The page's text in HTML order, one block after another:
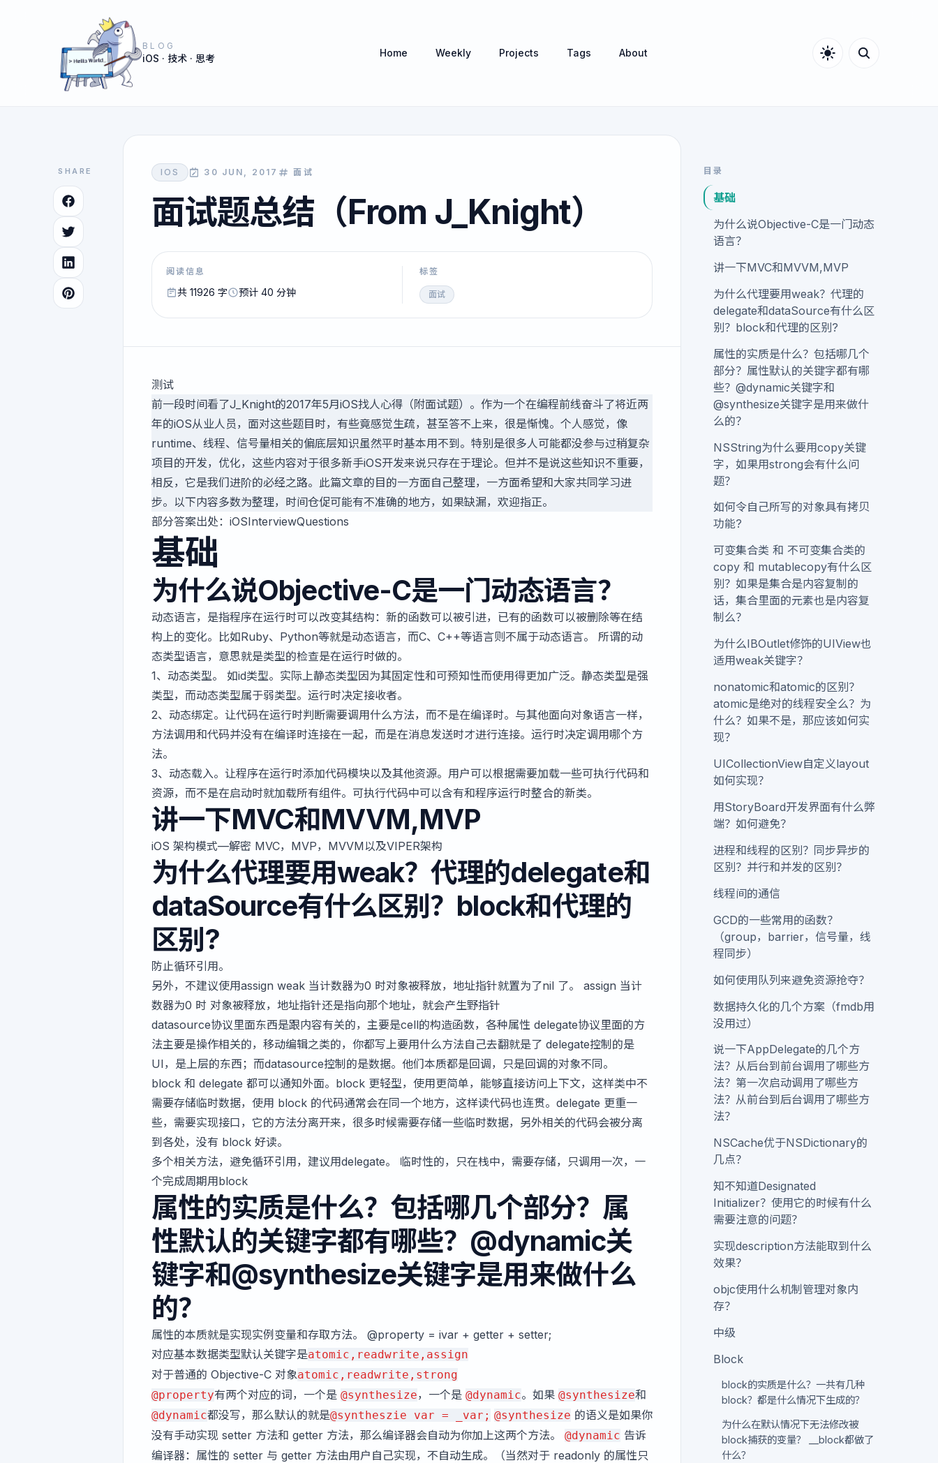
BLOG
iOS · 技术 · 思考 Home Weekly Projects Tags About
SHARE IOS 30 JUN, 2017 面试
面试题总结（From J_Knight）
阅读信息
共 11926 字 预计 40 分钟
标签
面试
测试
前一段时间看了J_Knight的2017年5月iOS找人心得（附面试题） 。作为一个在编程前线奋斗了将近两
年的iOS从业人员，面对这些题目时，有些竟感觉生疏，甚至答不上来，很是惭愧。个人感觉，像
runtime、线程、信号量相关的偏底层知识虽然平时基本用不到。特别是很多人可能都没参与过稍复杂
项目的开发，优化，这些内容对于很多新手iOS开发来说只存在于理论。但并不是说这些知识不重要，
相反，它是我们进阶的必经之路。此篇文章的目的一方面自己整理，一方面希望和大家共同学习进
步。以下内容多数为整理，时间仓促可能有不准确的地方，如果缺漏，欢迎指正。
部分答案出处： iOSInterviewQuestions
基础
为什么说Objective-C是一门动态语言？
动态语言，是指程序在运行时可以改变其结构：新的函数可以被引进，已有的函数可以被删除等在结
构上的变化。比如Ruby、Python等就是动态语言，而C、C++等语言则不属于动态语言。 所谓的动
态类型语言，意思就是类型的检查是在运行时做的。
1、动态类型。 如id类型。实际上静态类型因为其固定性和可预知性而使用得更加广泛。静态类型是强
类型，而动态类型属于弱类型。运行时决定接收者。
2、动态绑定。让代码在运行时判断需要调用什么方法，而不是在编译时。与其他面向对象语言一样，
方法调用和代码并没有在编译时连接在一起，而是在消息发送时才进行连接。运行时决定调用哪个方
法。
3、动态载入。让程序在运行时添加代码模块以及其他资源。用户可以根据需要加载一些可执行代码和
资源，而不是在启动时就加载所有组件。可执行代码中可以含有和程序运行时整合的新类。
讲一下MVC和MVVM,MVP
iOS 架构模式—解密 MVC，MVP，MVVM以及VIPER架构
为什么代理要用weak？代理的delegate和
dataSource有什么区别？block和代理的
区别?
防止循环引用。
另外，不建议使用assign weak 当计数器为0 时对象被释放，地址指针就置为了nil 了。 assign 当计
数器为0 时 对象被释放，地址指针还是指向那个地址，就会产生野指针
datasource协议里面东西是跟内容有关的，主要是cell的构造函数，各种属性 delegate协议里面的方
法主要是操作相关的，移动编辑之类的，你都写上要用什么方法自己去翻就是了 delegate控制的是
UI，是上层的东西；而datasource控制的是数据。他们本质都是回调，只是回调的对象不同。
block 和 delegate 都可以通知外面。block 更轻型，使用更简单，能够直接访问上下文，这样类中不
需要存储临时数据，使用 block 的代码通常会在同一个地方，这样读代码也连贯。delegate 更重一
些，需要实现接口，它的方法分离开来，很多时候需要存储一些临时数据，另外相关的代码会被分离
到各处，没有 block 好读。
多个相关方法，避免循环引用，建议用delegate。 临时性的，只在栈中，需要存储，只调用一次，一
个完成周期用block
属性的实质是什么？包括哪几个部分？属
性默认的关键字都有哪些？@dynamic关
键字和@synthesize关键字是用来做什么
的？
属性的本质就是实现实例变量和存取方法。 @property = ivar + getter + setter;
对应基本数据类型默认关键字是atomic,readwrite,assign
对于普通的 Objective-C 对象atomic,readwrite,strong
@property有两个对应的词，一个是 @synthesize，一个是 @dynamic。如果 @synthesize和
@dynamic都没写，那么默认的就是@syntheszie var = _var; @synthesize 的语义是如果你
没有手动实现 setter 方法和 getter 方法，那么编译器会自动为你加上这两个方法。 @dynamic 告诉
编译器：属性的 setter 与 getter 方法由用户自己实现，不自动生成。（当然对于 readonly 的属性只
目录
基础
为什么说Objective-C是一门动态
语言？
讲一下MVC和MVVM,MVP
为什么代理要用weak？代理的
delegate和dataSource有什么区
别？block和代理的区别?
属性的实质是什么？包括哪几个
部分？属性默认的关键字都有哪
些？@dynamic关键字和
@synthesize关键字是用来做什
么的？
NSString为什么要用copy关键
字，如果用strong会有什么问
题？
如何令自己所写的对象具有拷贝
功能?
可变集合类 和 不可变集合类的
copy 和 mutablecopy有什么区
别？如果是集合是内容复制的
话，集合里面的元素也是内容复
制么？
为什么IBOutlet修饰的UIView也
适用weak关键字？
nonatomic和atomic的区别？
atomic是绝对的线程安全么？为
什么？如果不是，那应该如何实
现？
UICollectionView自定义layout
如何实现？
用StoryBoard开发界面有什么弊
端？如何避免？
进程和线程的区别？同步异步的
区别？并行和并发的区别？
线程间的通信
GCD的一些常用的函数？
（group，barrier，信号量，线
程同步）
如何使用队列来避免资源抢夺？
数据持久化的几个方案（fmdb用
没用过）
说一下AppDelegate的几个方
法？从后台到前台调用了哪些方
法？第一次启动调用了哪些方
法？从前台到后台调用了哪些方
法？
NSCache优于NSDictionary的
几点？
知不知道Designated
Initializer？使用它的时候有什么
需要注意的问题？
实现description方法能取到什么
效果？
objc使用什么机制管理对象内
存？
中级
Block
block的实质是什么？一共有几种
block？都是什么情况下生成的？
为什么在默认情况下无法修改被
block捕获的变量？ __block都做了
什么？